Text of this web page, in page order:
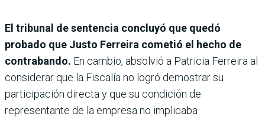
El tribunal de sentencia concluyó que quedó
probado que Justo Ferreira cometió el hecho de
contrabando. En cambio, absolvió a Patricia Ferreira al
considerar que la Fiscalía no logró demostrar su
participación directa y que su condición de
representante de la empresa no implicaba